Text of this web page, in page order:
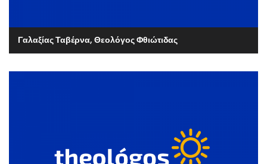
Γαλαξίας Ταβέρνα, Θεολόγος Φθιώτιδας